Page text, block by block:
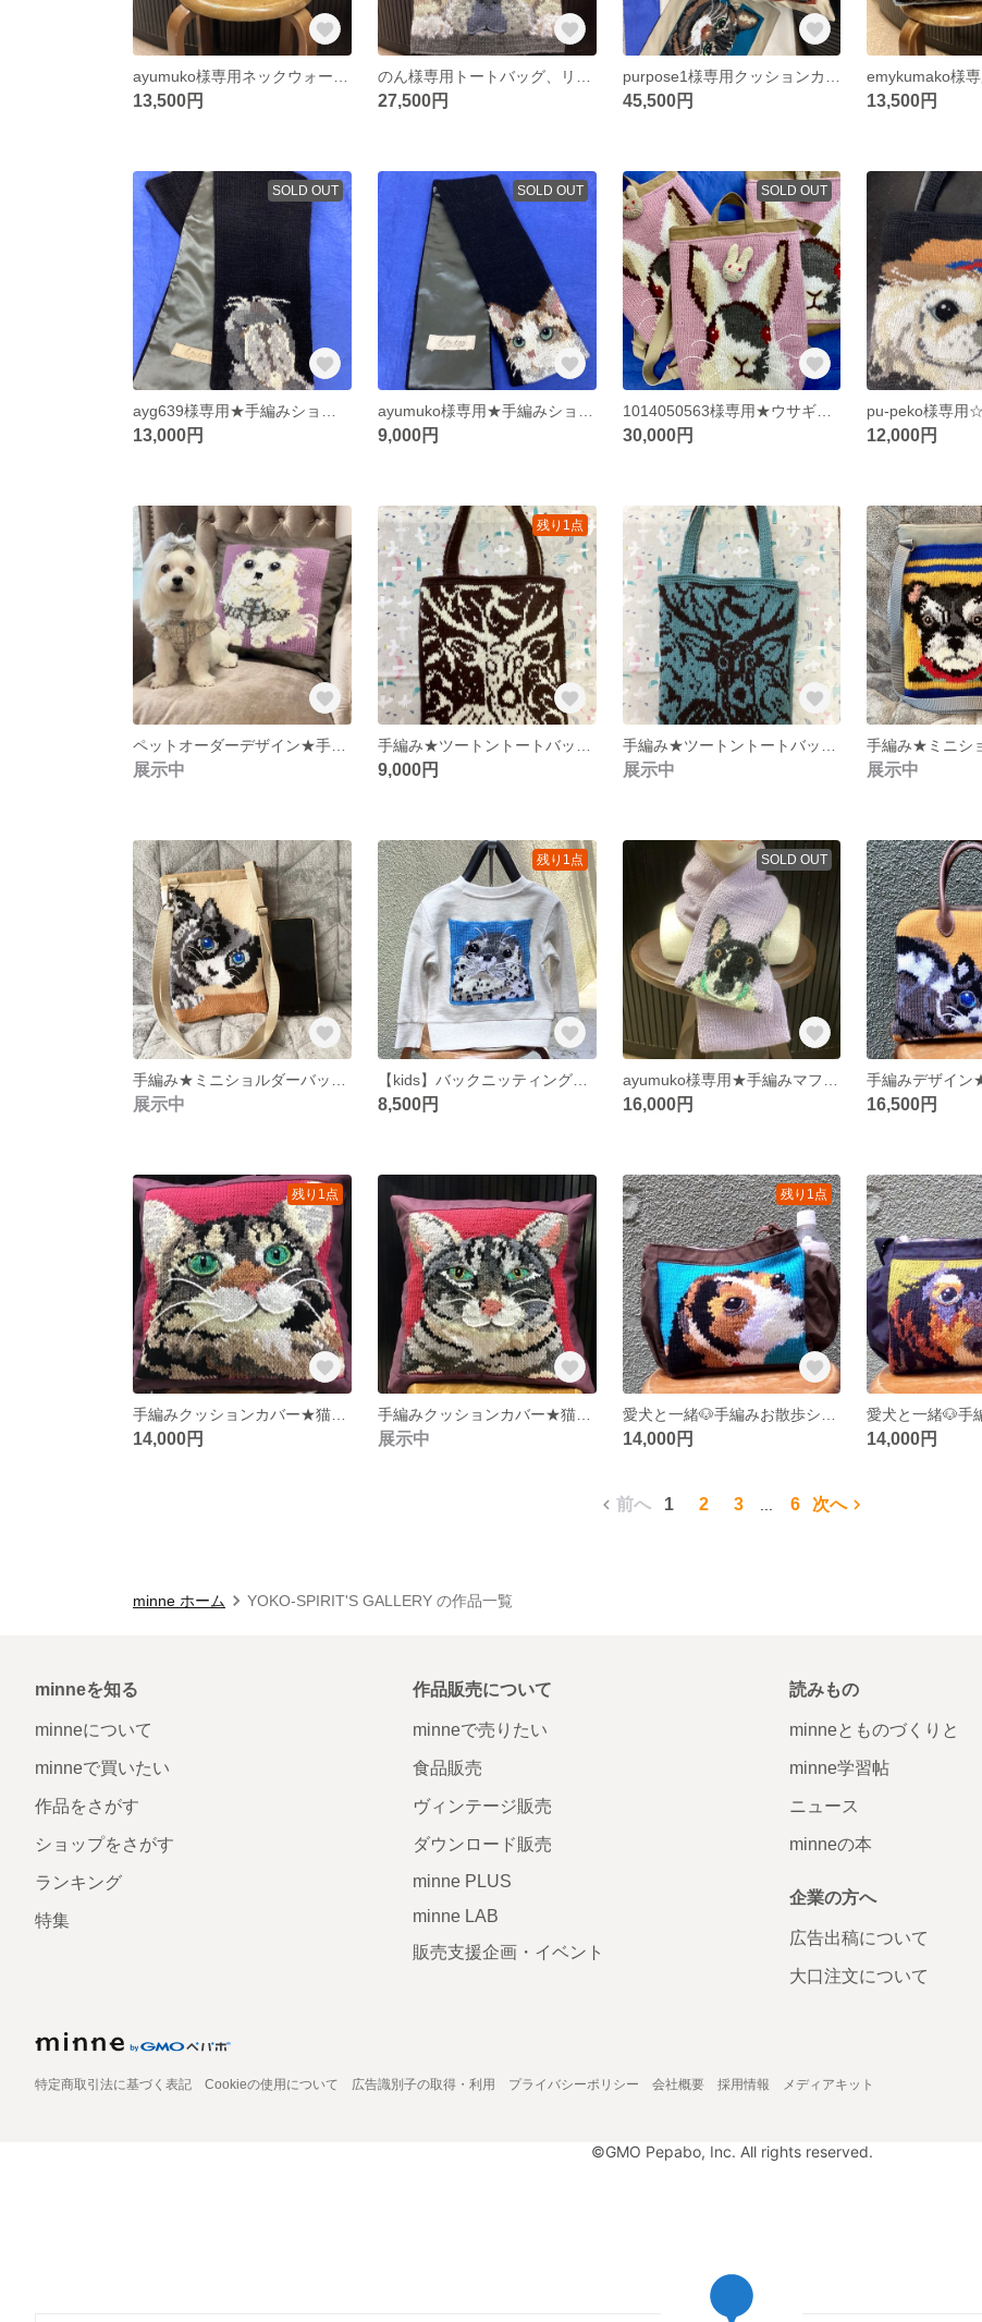
13,500円 27,500円 45,500円 13,500円
SOLD OUT
13,000円
SOLD OUT
9,000円
SOLD OUT
1014050563様専用★ウサギ編み込みリュックS×3個
30,000円 12,000円
展示中
残り1点
9,000円 展示中 展示中
展示中
残り1点
【kids】バックニッティング★トレーナーあざらし100㎝ ［手編み 編み物 スエット 子ども キッズ ペット オーダー］
8,500円
SOLD OUT
16,000円 16,500円
残り1点
14,000円
手編みクッションカバー★猫A [インテリア 雑貨 編み物 毛糸 アート 手編み ペット 動物]
展示中
残り1点
14,000円 14,000円
前へ 1 2 3 6 次へ
minne ホーム YOKO-SPIRIT'S GALLERY の作品一覧
minneを知る
minneについて
minneで買いたい
作品をさがす
ショップをさがす
ランキング
特集
作品販売について
minneで売りたい
食品販売
ヴィンテージ販売
ダウンロード販売
minne PLUS
minne LAB
販売支援企画・イベント
読みもの
minneとものづくりと
minne学習帖
ニュース
minneの本
企業の方へ
広告出稿について
大口注文について
特定商取引法に基づく表記 Cookieの使用について 広告識別子の取得・利用 プライバシーポリシー 会社概要 採用情報 メディアキット
©GMO Pepabo, Inc. All rights reserved.